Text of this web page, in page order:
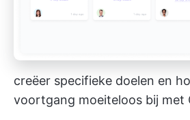
creëer specifieke doelen en
voortgang moeiteloos bij met